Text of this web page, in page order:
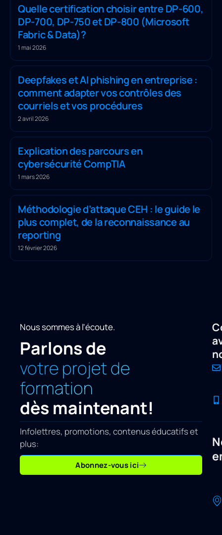
Quelle certification choisir entre DP-600,
DP-700, DP-750 et DP-800 (Microsoft
Fabric & Data)?
1 mai 2026
Deepfakes et AI phishing en entreprise :
comment adapter vos contrôles des
courriels et vos procédures
2 avril 2026
Explication des parcours en
cybersécurité CompTIA
1 mars 2026
Méthodologie d’attaque CEH : le guide le
plus complet, de la reconnaissance au
reporting
12 février 2026
Nous sommes à l'écoute.
Parlons de
votre projet de
formation
dès maintenant!
Infolettres, promotions, contenus éducatifs et
plus:
Abonnez-vous ici